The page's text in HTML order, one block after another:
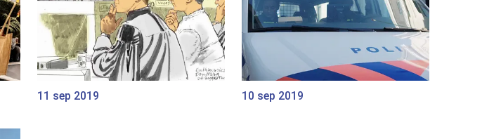
11 sep 2019 10 sep 2019